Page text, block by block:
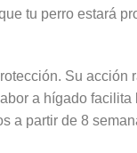
tu perro estará
Su acción
a hígado facilita
a partir de 8